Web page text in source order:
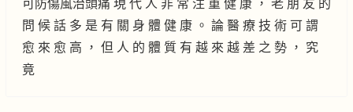
可防傷風治頭痛 現 代 人 非 常 注 重 健 康 ， 老 朋 友 的
問 候 話 多 是 有 關 身 體 健 康 。 論 醫 療 技 術 可 謂
愈 來 愈 高 ， 但 人 的 體 質 有 越 來 越 差 之 勢 ， 究
竟